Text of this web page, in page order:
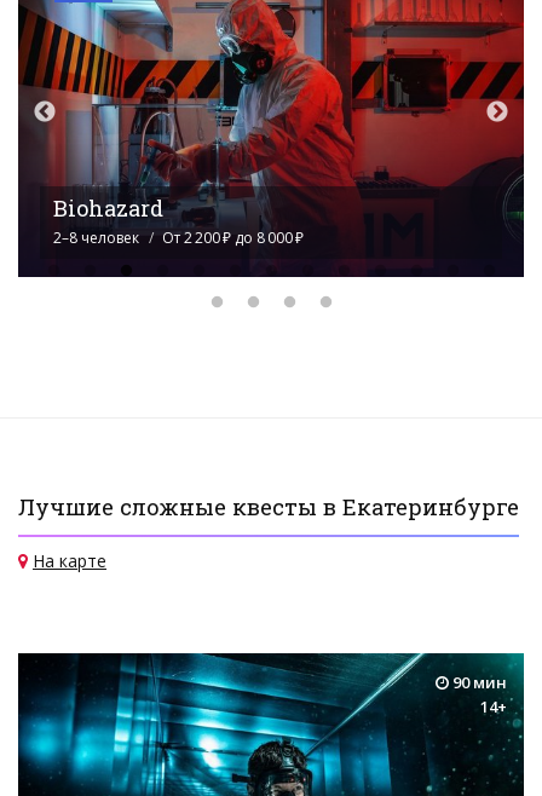
Морг
2–8 человек От 4 000 ₽ до 5 000 ₽
Лучшие сложные квесты в Екатеринбурге
На карте
90 мин
14+